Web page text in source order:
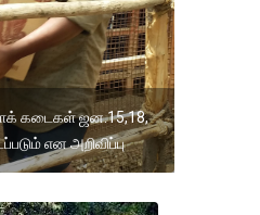
கடைகள் ஜன.15,18,
என அறிவிப்பு